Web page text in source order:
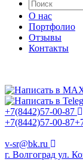
О нас
Портфолио
Отзывы
Контакты
+7(8442)57-00-87
+7(8442)57-00-87
v-sr@bk.ru
г. Волгоград ул.